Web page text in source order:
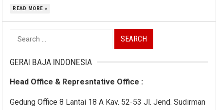
READ MORE »
Search
for:
GERAI BAJA INDONESIA
Head Office & Represntative Office :
Gedung Office 8 Lantai 18 A Kav. 52-53 Jl. Jend. Sudirman